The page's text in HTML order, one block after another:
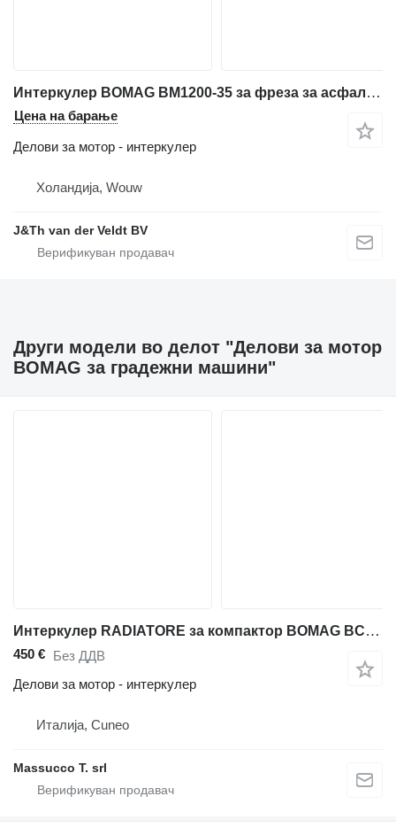
Интеркулер BOMAG BM1200-35 за фреза за асфалт BOMAG BM1200-35
Цена на барање
Делови за мотор - интеркулер
Холандија, Wouw
J&Th van der Veldt BV
Други модели во делот "Делови за мотор
BOMAG за градежни машини"
Интеркулер RADIATORE за компактор BOMAG BC572RB
450 € Без ДДВ
Делови за мотор - интеркулер
Италија, Cuneo
Massucco T. srl